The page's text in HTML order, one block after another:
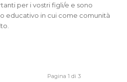
per i vostri figli/e e sono
educativo in cui come comunità
Pagina 1 di 3